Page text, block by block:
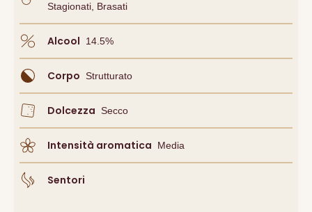
Stagionati, Brasati
Alcool 14.5%
Corpo Strutturato
Dolcezza Secco
Intensità aromatica Media
Sentori